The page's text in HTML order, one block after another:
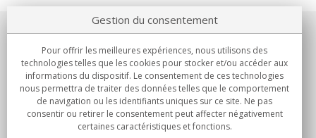
Notre société
Engagements
Achats
Gestion du consentement
Pour offrir les meilleures expériences, nous utilisons des
technologies telles que les cookies pour stocker et/ou accéder aux
informations du dispositif. Le consentement de ces technologies
nous permettra de traiter des données telles que le comportement
de navigation ou les identifiants uniques sur ce site. Ne pas
consentir ou retirer le consentement peut affecter négativement
certaines caractéristiques et fonctions.